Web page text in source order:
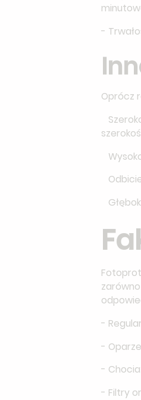
-
Oprócz
-
-
-
- Filtry